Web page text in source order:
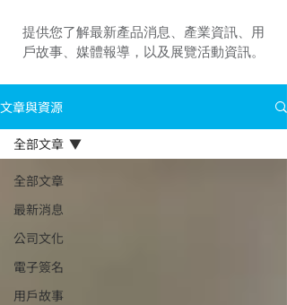
提供您了解最新產品消息、產業資訊、用
戶故事、媒體報導，以及展覽活動資訊。
文章與資源
全部文章
最新消息
公司文化
電子簽名
用戶故事
全部文章